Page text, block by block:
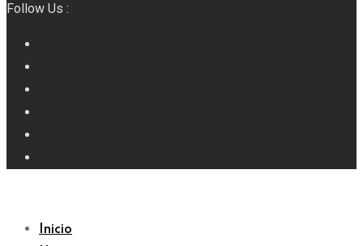
Follow Us :
Inicio